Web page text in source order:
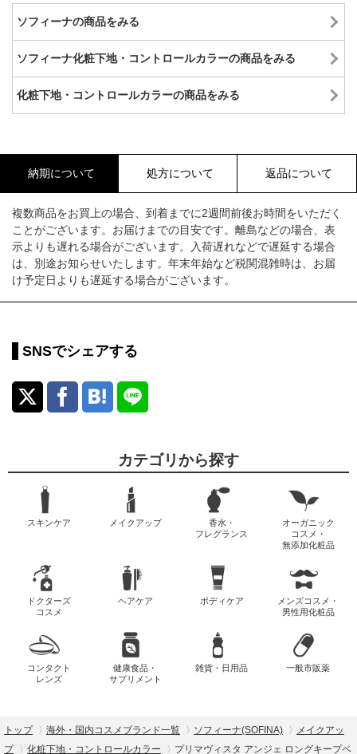
ソフィーナの商品をみる
ソフィーナ化粧下地・コントロールカラーの商品をみる
化粧下地・コントロールカラーの商品をみる
納期について 処方について 返品について
複数商品をお買上の場合、到着までに2週間前後お時間をいただく
ことがございます。お届けまでの目安です。離島などの場合、表
示よりも遅れる場合がございます。入荷遅れなどで遅延する場合
は、別途お知らせいたします。年末年始など税関混雑時は、お届
け予定日よりも遅延する場合がございます。
SNSでシェアする
カテゴリから探す
スキンケア メイクアップ
香水・
フレグランス
オーガニック
コスメ・
無添加化粧品
ドクターズ
コスメ
ヘアケア ボディケア
メンズコスメ・
男性用化粧品
コンタクト
レンズ
健康食品・
サプリメント
雑貨・日用品 一般市販薬
トップ 海外・国内コスメブランド一覧 ソフィーナ(SOFINA)
メイクアッ
プ
化粧下地・コントロールカラー プリマヴィスタ アンジェ ロングキープベ